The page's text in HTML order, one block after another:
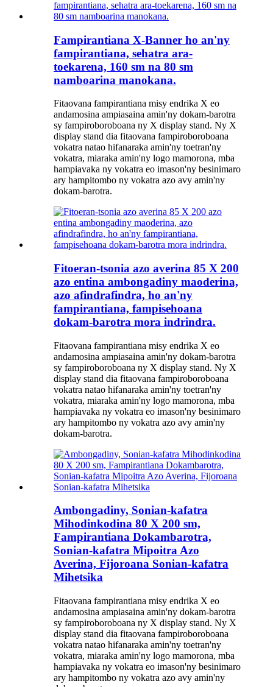
Fampirantiana X-Banner ho an'ny
fampirantiana, sehatra ara-
toekarena, 160 sm na 80 sm
namboarina manokana.
Fitaovana fampirantiana misy endrika X eo
andamosina ampiasaina amin'ny dokam-barotra
sy fampiroboroboana ny X display stand. Ny X
display stand dia fitaovana fampiroboroboana
vokatra natao hifanaraka amin'ny toetran'ny
vokatra, miaraka amin'ny logo mamorona, mba
hampiavaka ny vokatra eo imason'ny besinimaro
ary hampitombo ny vokatra azo avy amin'ny
dokam-barotra.
Fitoeran-tsonia azo averina 85 X 200
azo entina ambongadiny maoderina,
azo afindrafindra, ho an'ny
fampirantiana, fampisehoana
dokam-barotra mora indrindra.
Fitaovana fampirantiana misy endrika X eo
andamosina ampiasaina amin'ny dokam-barotra
sy fampiroboroboana ny X display stand. Ny X
display stand dia fitaovana fampiroboroboana
vokatra natao hifanaraka amin'ny toetran'ny
vokatra, miaraka amin'ny logo mamorona, mba
hampiavaka ny vokatra eo imason'ny besinimaro
ary hampitombo ny vokatra azo avy amin'ny
dokam-barotra.
Ambongadiny, Sonian-kafatra
Mihodinkodina 80 X 200 sm,
Fampirantiana Dokambarotra,
Sonian-kafatra Mipoitra Azo
Averina, Fijoroana Sonian-kafatra
Mihetsika
Fitaovana fampirantiana misy endrika X eo
andamosina ampiasaina amin'ny dokam-barotra
sy fampiroboroboana ny X display stand. Ny X
display stand dia fitaovana fampiroboroboana
vokatra natao hifanaraka amin'ny toetran'ny
vokatra, miaraka amin'ny logo mamorona, mba
hampiavaka ny vokatra eo imason'ny besinimaro
ary hampitombo ny vokatra azo avy amin'ny